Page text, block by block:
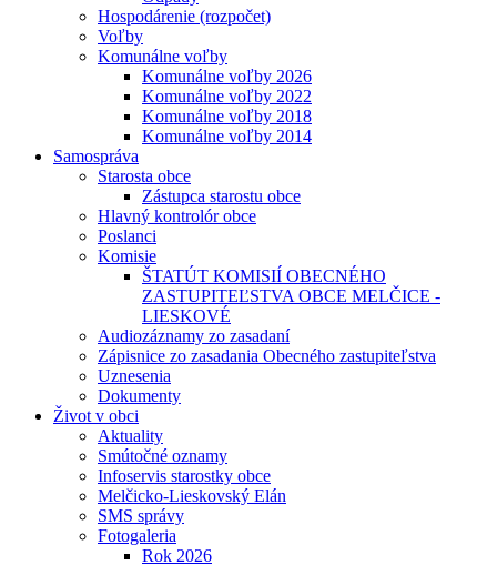
Hospodárenie (rozpočet)
Voľby
Komunálne voľby
Komunálne voľby 2026
Komunálne voľby 2022
Komunálne voľby 2018
Komunálne voľby 2014
Samospráva
Starosta obce
Zástupca starostu obce
Hlavný kontrolór obce
Poslanci
Komisie
ŠTATÚT KOMISIÍ OBECNÉHO
ZASTUPITEĽSTVA OBCE MELČICE -
LIESKOVÉ
Audiozáznamy zo zasadaní
Zápisnice zo zasadania Obecného zastupiteľstva
Uznesenia
Dokumenty
Život v obci
Aktuality
Smútočné oznamy
Infoservis starostky obce
Melčicko-Lieskovský Elán
SMS správy
Fotogaleria
Rok 2026